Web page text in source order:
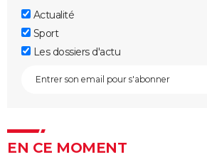
Actualité
Sport
Les dossiers d'actu
EN CE MOMENT